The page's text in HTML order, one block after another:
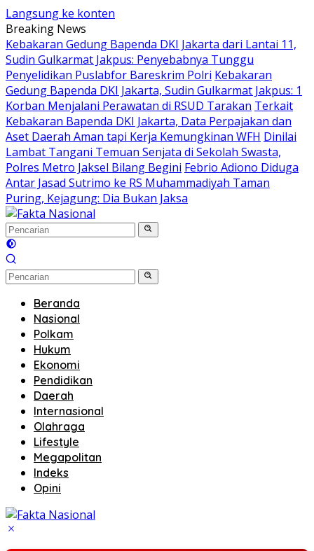
Langsung ke konten
Breaking News
Kebakaran Gedung Bapenda DKI Jakarta dari Lantai 11,
Sudin Gulkarmat Jakpus: Penyebabnya Tunggu
Penyelidikan Puslabfor Bareskrim Polri Kebakaran
Gedung Bapenda DKI Jakarta, Sudin Gulkarmat Jakpus: 1
Korban Menjalani Perawatan di RSUD Tarakan Terkait
Kebakaran Bapenda DKI Jakarta, Data Perpajakan dan
Aset Daerah Aman tapi Kerja Kemungkinan WFH Dinilai
Lambat Tangani Temuan Senjata di Sekolah Swasta,
Polres Metro Jaksel Bilang Begini Febrio Adiono Diduga
Antar Jasad Sutrimo ke RS Muhammadiyah Taman
Puring, Kejagung: Dia Bukan Jaksa
Beranda
Nasional
Polkam
Hukum
Ekonomi
Pendidikan
Daerah
Internasional
Olahraga
Lifestyle
Megapolitan
Indeks
Opini